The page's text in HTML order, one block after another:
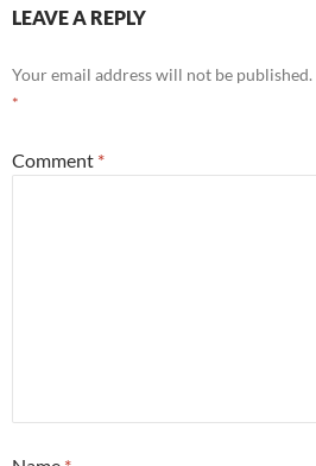
LEAVE A REPLY
Your email address will not be published.
*
Comment *